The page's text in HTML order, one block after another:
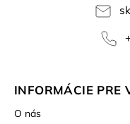
INFORMÁCIE PRE
O nás